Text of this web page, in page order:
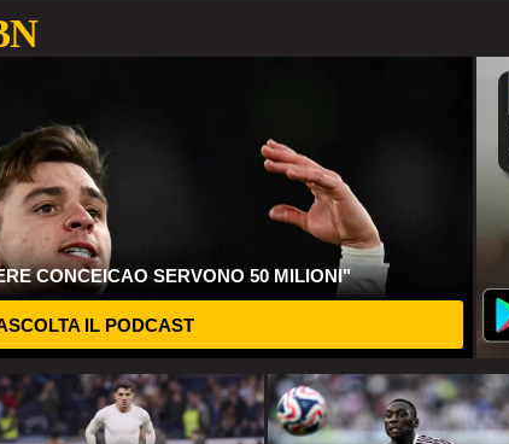
CONCEICAO SERVONO 50 MILIONI"
IL PODCAST